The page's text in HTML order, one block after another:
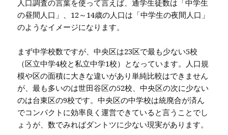
人口調査の言葉を使って言えば、通学生徒数は「中学生
の昼間人口」、12～14歳の人口は「中学生の夜間人口」
のようなイメージになります。
まず中学校数ですが、中央区は23区で最も少ない5校
（区立中学4校と私立中学1校）となっています。人口規
模や区の面積に大きな違いがあり単純比較はできません
が、最も多いのは世田谷区の52校、中央区の次に少ない
のは台東区の9校です。中央区の中学校は統廃合が済ん
でコンパクトに効率良く運営できていると言うことでし
ょうが、数でみればダントツに少ない現実があります。